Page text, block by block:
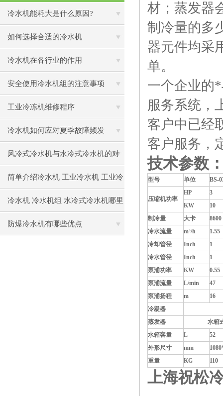
冷水机能耗大是什么原因?
如何选择合适的冷水机
冷水机在各行业的作用
安全使用冷水机组的注意事项
工业冷冻机维修程序
冷水机如何应对夏季故障频发
风冷式冷水机与水冷式冷水机的对
比
简单介绍冷水机 工业冷水机 工业冷
水机组的应用
冷水机 冷水机组 水冷式冷水机哪里
好
防爆冷水机有哪些优点
材；蒸发器
制冷量的多
器元件均采
单。
一个企业的
服务系统，
客户中已经
客户服务，
技术参数
型号 单位 BS-
压缩机功率
HP
3
KW
10
制冷量
大卡
8600
冷水流量
m³/h
1.55
冷却管径
Inch
1
冷水管径
Inch
1
泵浦功率
KW
0.55
泵浦流量
L/min
47
泵浦扬程
m
16
冷凝器
蒸发器
水箱
水箱容量
L
52
外形尺寸
mm
重量
KG 110
上海祝松